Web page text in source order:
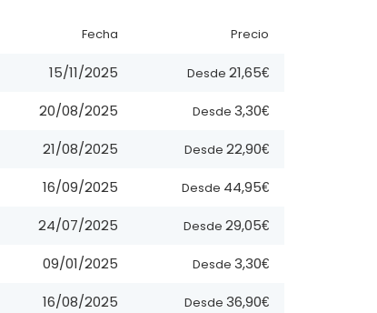
Fecha Precio
15/11/2025 Desde 21,65€
20/08/2025 Desde 3,30€
21/08/2025 Desde 22,90€
16/09/2025 Desde 44,95€
24/07/2025 Desde 29,05€
09/01/2025 Desde 3,30€
16/08/2025 Desde 36,90€